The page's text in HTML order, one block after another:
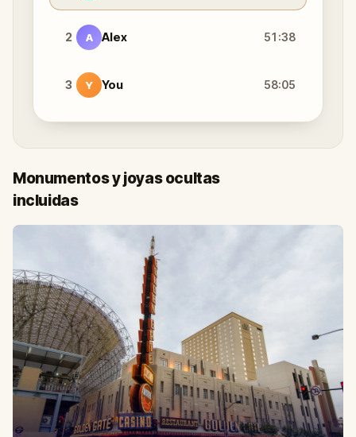
2 A Alex 51:38
3 Y You 58:05
Monumentos y joyas ocultas
incluidas